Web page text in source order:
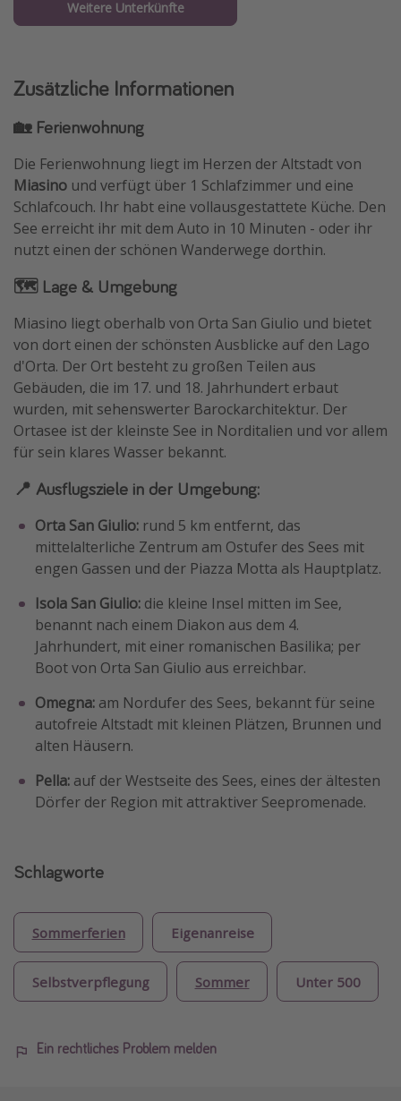
Weitere Unterkünfte
Zusätzliche Informationen
🏡 Ferienwohnung
Die Ferienwohnung liegt im Herzen der Altstadt von
Miasino und verfügt über 1 Schlafzimmer und eine
Schlafcouch. Ihr habt eine vollausgestattete Küche. Den
See erreicht ihr mit dem Auto in 10 Minuten - oder ihr
nutzt einen der schönen Wanderwege dorthin.
🗺️ Lage & Umgebung
Miasino liegt oberhalb von Orta San Giulio und bietet
von dort einen der schönsten Ausblicke auf den Lago
d'Orta. Der Ort besteht zu großen Teilen aus
Gebäuden, die im 17. und 18. Jahrhundert erbaut
wurden, mit sehenswerter Barockarchitektur. Der
Ortasee ist der kleinste See in Norditalien und vor allem
für sein klares Wasser bekannt.
📍 Ausflugsziele in der Umgebung:
Orta San Giulio: rund 5 km entfernt, das
mittelalterliche Zentrum am Ostufer des Sees mit
engen Gassen und der Piazza Motta als Hauptplatz.
Isola San Giulio: die kleine Insel mitten im See,
benannt nach einem Diakon aus dem 4.
Jahrhundert, mit einer romanischen Basilika; per
Boot von Orta San Giulio aus erreichbar.
Omegna: am Nordufer des Sees, bekannt für seine
autofreie Altstadt mit kleinen Plätzen, Brunnen und
alten Häusern.
Pella: auf der Westseite des Sees, eines der ältesten
Dörfer der Region mit attraktiver Seepromenade.
Schlagworte
Sommerferien Eigenanreise
Selbstverpflegung Sommer Unter 500
Ein rechtliches Problem melden